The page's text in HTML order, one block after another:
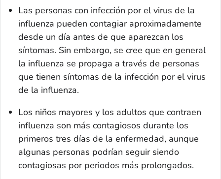
Las personas con infección por el virus de la
influenza pueden contagiar aproximadamente
desde un día antes de que aparezcan los
síntomas. Sin embargo, se cree que en general
la influenza se propaga a través de personas
que tienen síntomas de la infección por el virus
de la influenza.
Los niños mayores y los adultos que contraen
influenza son más contagiosos durante los
primeros tres días de la enfermedad, aunque
algunas personas podrían seguir siendo
contagiosas por periodos más prolongados.